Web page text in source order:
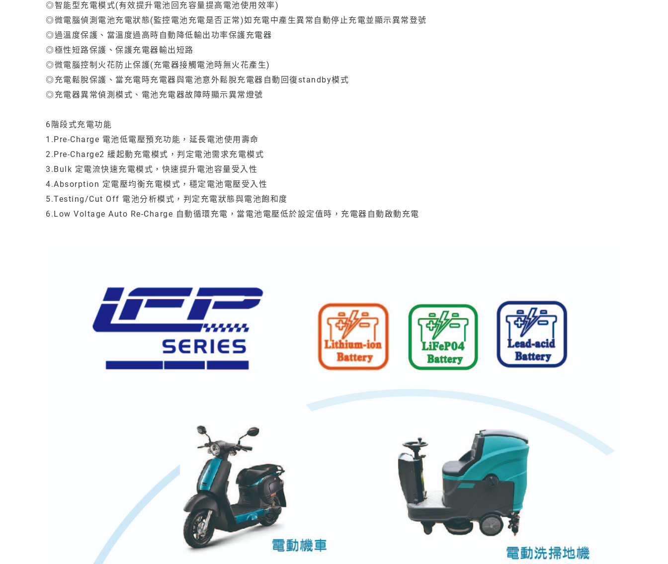
◎智能型充電模式(有效提升電池回充容量提高電池使用效率)
◎微電腦偵測電池充電狀態(監控電池充電是否正常)如充電中產生異常自動停止充電並顯示異常登號
◎過溫度保護、當溫度過高時自動降低輸出功率保護充電器
◎極性短路保護、保護充電器輸出短路
◎微電腦控制火花防止保護(充電器接觸電池時無火花產生)
◎充電鬆脫保護、當充電時充電器與電池意外鬆脫充電器自動回復standby模式
◎充電器異常偵測模式、電池充電器故障時顯示異常燈號
6階段式充電功能
1.Pre-Charge 電池低電壓預充功能，延長電池使用壽命
2.Pre-Charge2 緩起動充電模式，判定電池需求充電模式
3.Bulk 定電流快速充電模式，快速提升電池容量受入性
4.Absorption 定電壓均衡充電模式，穩定電池電壓受入性
5.Testing/Cut Off 電池分析模式，判定充電狀態與電池飽和度
6.Low Voltage Auto Re-Charge 自動循環充電，當電池電壓低於設定值時，充電器自動啟動充電